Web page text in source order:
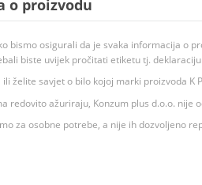
o proizvodu
bismo osigurali da je svaka informacija o
biste uvijek pročitati etiketu tj.
želite savjet o bilo kojoj marki proizvoda
redovito ažuriraju, Konzum plus d.o.o.
za osobne potrebe, a nije ih dozvoljeno